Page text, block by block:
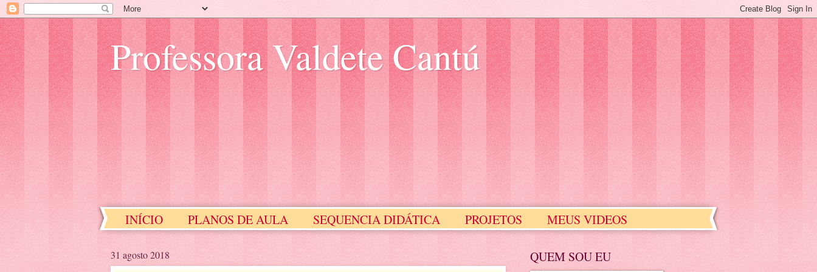
Professora Valdete Cantú
INÍCIO PLANOS DE AULA SEQUENCIA DIDÁTICA PROJETOS
MEUS VIDEOS
31 agosto 2018 QUEM SOU EU